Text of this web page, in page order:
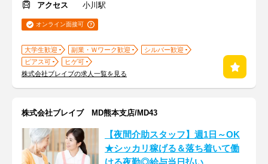
アクセス
小川駅
オンライン面接可
大学生歓迎 副業・Ｗワーク歓迎
シルバー歓迎
ピアス可
ヒゲ可
株式会社ブレイブの求人一覧を見る
株式会社ブレイブ MD熊本支店/MD43
【夜間介助スタッフ】週1日～OK
★シッカリ稼げる＆落ち着いて働